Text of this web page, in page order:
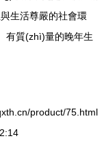
生活尊嚴的社會環
有質(zhì)量的晚年生
product/75.html